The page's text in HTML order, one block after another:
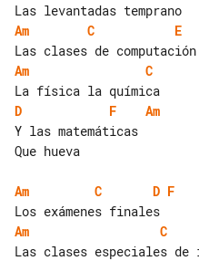
Am
C
E
Am
C
D
F
Am
Y las matemáticas
Que hueva
Am C D F
Am
C